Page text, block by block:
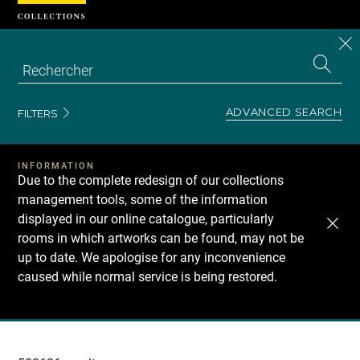
FILTERS ADVANCED SEARCH
INFORMATION
Due to the complete redesign of our collections
management tools, some of the information
displayed in our online catalogue, particularly
rooms in which artworks can be found, may not be
up to date. We apologise for any inconvenience
caused while normal service is being restored.
Recherche
Cookies management panel